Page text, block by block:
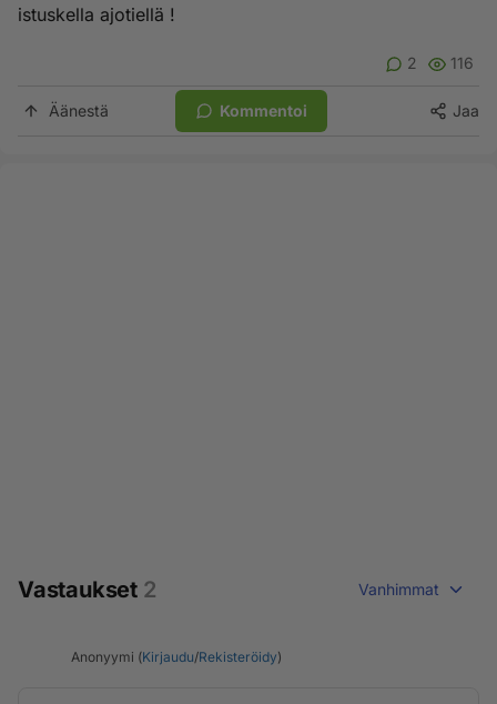
istuskella ajotiellä !
2 116
Äänestä Kommentoi Jaa
Vastaukset 2 Vanhimmat
Anonyymi (Kirjaudu/Rekisteröidy)